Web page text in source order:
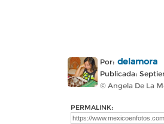
Por: delamora
Publicada:
© Angela De La
PERMALINK: